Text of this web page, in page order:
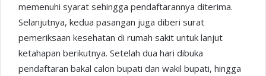
memenuhi syarat sehingga pendaftarannya diterima.
Selanjutnya, kedua pasangan juga diberi surat
pemeriksaan kesehatan di rumah sakit untuk lanjut
ketahapan berikutnya. Setelah dua hari dibuka
pendaftaran bakal calon bupati dan wakil bupati, hingga